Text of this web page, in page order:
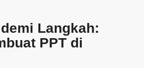
Langkah:
PPT di